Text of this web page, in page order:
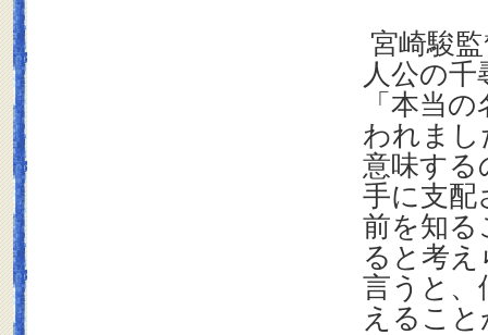
宮崎駿
人公の
「本当
われまし
意味する
手に支配
前を知る
ると考
言うと、
えるこ